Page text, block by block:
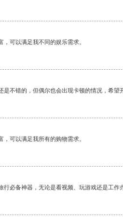
可以满足我不同的娱乐需求。
不错的，但偶尔也会出现卡顿的情况，希望
可以满足我所有的购物需求。
行必备神器，无论是看视频、玩游戏还是工